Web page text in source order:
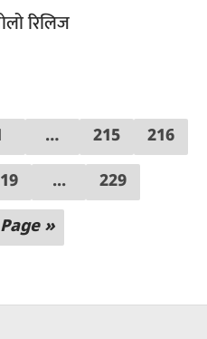
रिलिज
… 215 216
... 229
»